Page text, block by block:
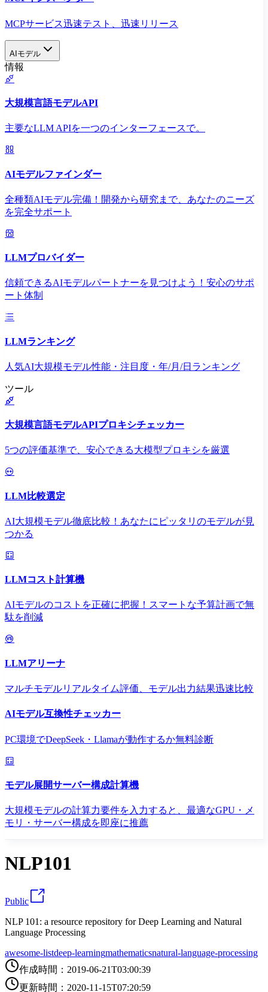
MCPサービス迅速テスト、迅速リリース
AIモデル
情報
大規模言語モデルAPI
主要なLLM APIを一つのインターフェースで。
AIモデルファインダー
全種類AIモデル完備！開発から研究まで、あなたのニーズ
を完全サポート
LLMプロバイダー
信頼できるAIモデルパートナーを見つけよう！安心のサポ
ート体制
LLMランキング
人気AI大規模モデル性能・注目度・年/月/日ランキング
ツール
大規模言語モデルAPIプロキシチェッカー
5つの評価基準で、安心できる大模型プロキシを厳選
LLM比較選定
AI大規模モデル徹底比較！あなたにピッタリのモデルが見
つかる
LLMコスト計算機
AIモデルのコストを正確に把握！スマートな予算計画で無
駄を削減
LLMアリーナ
マルチモデルリアルタイム評価、モデル出力結果迅速比較
AIモデル互換性チェッカー
PC環境でDeepSeek・Llamaが動作するか無料診断
モデル展開サーバー構成計算機
大規模モデルの計算力要件を入力すると、最適なGPU・メ
モリ・サーバー構成を即座に推薦
NLP101
Public
NLP 101: a resource repository for Deep Learning and Natural
Language Processing
awesome-listdeep-learningmathematicsnatural-language-processing
作成時間 ： 2019-06-21T03:00:39
更新時間 ： 2020-11-15T07:20:59